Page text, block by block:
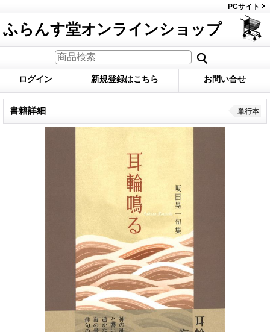
PCサイト
ふらんす堂オンラインショップ
ログイン 新規登録はこちら お問い合せ
書籍詳細 単行本